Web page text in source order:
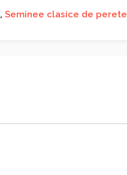
,Seminee clasice de perete